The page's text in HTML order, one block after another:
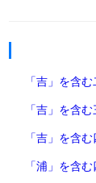
「吉」を含
「吉」を含
「吉」を含
「浦」を含